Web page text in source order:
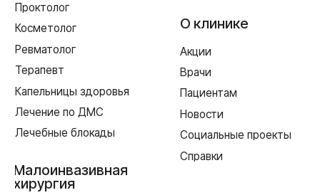
ул. Рокоссовского, 65
г. Одинцово
ул. Говорова, 85
ИМЕЮТСЯ ПРОТИВОПОКАЗАНИЯ,
НЕОБХОДИМА КОНСУЛЬТАЦИЯ СПЕЦИАЛИСТА
Лицензия Л041-01128-67/00331765 от 28.05.2019 г. и Л041-
Смоленской области по здравоохранению
Создание сайта
Политика в отношении обработки персональных данных